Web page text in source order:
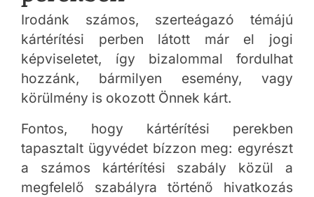
Irodánk számos, szerteágazó témájú
kártérítési perben látott már el jogi
képviseletet, így bizalommal fordulhat
hozzánk, bármilyen esemény, vagy
körülmény is okozott Önnek kárt.
Fontos, hogy kártérítési perekben
tapasztalt ügyvédet bízzon meg: egyrészt
a számos kártérítési szabály közül a
megfelelő szabályra történő hivatkozás